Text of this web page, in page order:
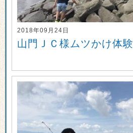
2018年09月24日
山門ＪＣ様ムツかけ体験